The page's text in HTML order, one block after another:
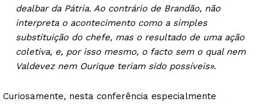
dealbar da Pátria. Ao contrário de Brandão, não
interpreta o acontecimento como a simples
substituição do chefe, mas o resultado de uma ação
coletiva, e, por isso mesmo, o facto sem o qual nem
Valdevez nem Ourique teriam sido possíveis».
Curiosamente, nesta conferência especialmente